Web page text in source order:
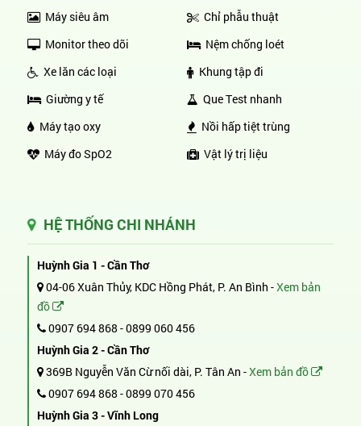
Máy siêu âm
Monitor theo dõi
Xe lăn các loại
Giường y tế
Máy tạo oxy
Máy đo SpO2
Chỉ phẫu thuật
Nệm chống loét
Khung tập đi
Que Test nhanh
Nồi hấp tiệt trùng
Vật lý trị liệu
HỆ THỐNG CHI NHÁNH
Huỳnh Gia 1 - Cần Thơ
04-06 Xuân Thủy, KDC Hồng Phát, P. An Bình -Xem bản
đồ
0907 694 868 -0899 060 456
Huỳnh Gia 2 - Cần Thơ
369B Nguyễn Văn Cừ nối dài, P. Tân An -Xem bản đồ
0907 694 868 -0899 070 456
Huỳnh Gia 3 - Vĩnh Long